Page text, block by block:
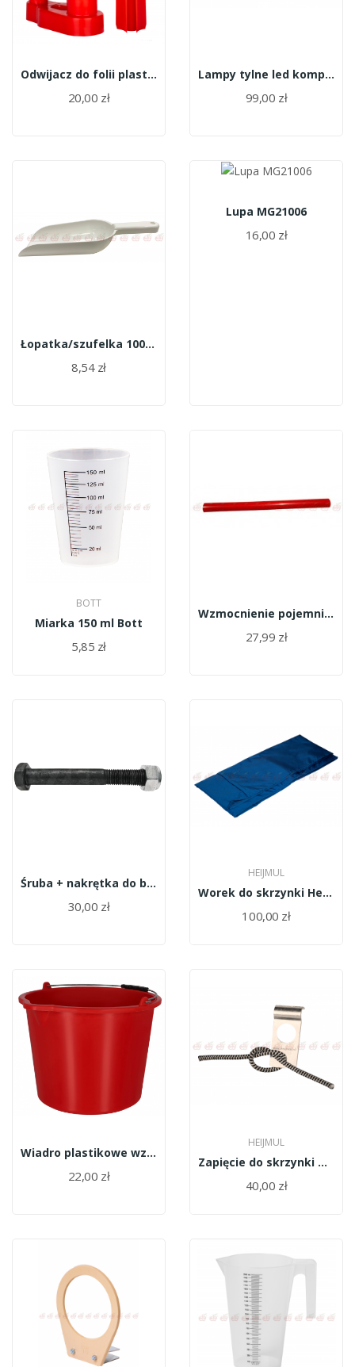
Odwijacz do folii plastikowy
20,00 zł
Lampy tylne led komplet 2 szt. JH 105-A
99,00 zł
Łopatka/szufelka 1000g biała
8,54 zł
Lupa MG21006
16,00 zł
BOTT
Miarka 150 ml Bott
5,85 zł
Wzmocnienie pojemnika - strip
27,99 zł
Śruba + nakrętka do bijaków RM-16 18063-20140
30,00 zł
HEIJMUL
Worek do skrzynki Heijmul
100,00 zł
Wiadro plastikowe wzmocnione + koralik 20l
22,00 zł
HEIJMUL
Zapięcie do skrzynki Heijmul (boczne gumy )
40,00 zł